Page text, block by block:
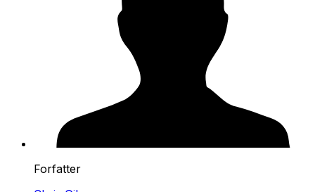
Forfatter